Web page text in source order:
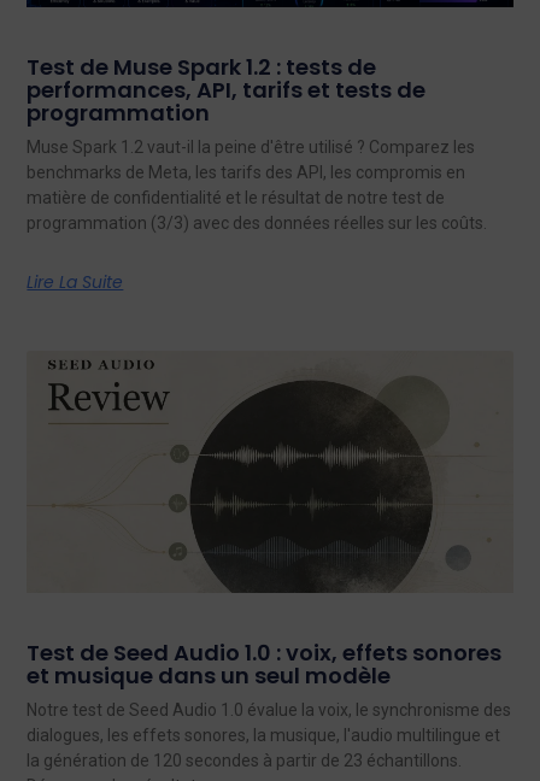
Test de Muse Spark 1.2 : tests de
performances, API, tarifs et tests de
programmation
Muse Spark 1.2 vaut-il la peine d'être utilisé ? Comparez les
benchmarks de Meta, les tarifs des API, les compromis en
matière de confidentialité et le résultat de notre test de
programmation (3/3) avec des données réelles sur les coûts.
Lire La Suite
Test de Seed Audio 1.0 : voix, effets sonores
et musique dans un seul modèle
Notre test de Seed Audio 1.0 évalue la voix, le synchronisme des
dialogues, les effets sonores, la musique, l'audio multilingue et
la génération de 120 secondes à partir de 23 échantillons.